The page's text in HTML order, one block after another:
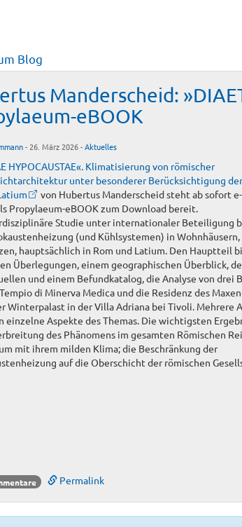
Blog
Manderscheid:
eBOOK
- 26. März 2026 -Aktuelles
HYPOCAUSTAE«. Klimatisierung von römischer
unter besonderer Berücksichtigung
von Hubertus Manderscheid steht ab sofort
Propylaeum-eBOOK zum Download bereit.
Studie unter internationaler Beteiligung
(und Kühlsystemen) in
hauptsächlich in Rom und Latium. Den Hauptteil
Überlegungen, einem geographischen Überblick,
und einem Befundkatalog, die Analyse von drei
di Minerva Medica und die Residenz des
Winterpalast in der Villa Adriana bei Tivoli. Mehrere
einzelne Aspekte des Themas. Die wichtigsten
des Phänomens im gesamten Römischen
mit ihrem milden Klima; die Beschränkung der
auf die Oberschicht der römischen
Permalink